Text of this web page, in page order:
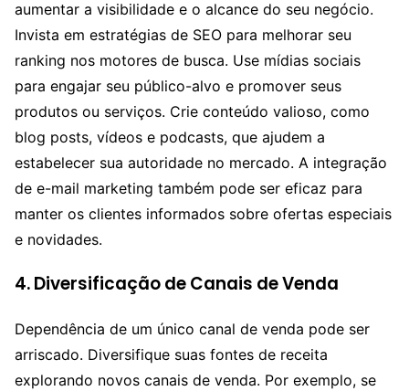
aumentar a visibilidade e o alcance do seu negócio.
Invista em estratégias de SEO para melhorar seu
ranking nos motores de busca. Use mídias sociais
para engajar seu público-alvo e promover seus
produtos ou serviços. Crie conteúdo valioso, como
blog posts, vídeos e podcasts, que ajudem a
estabelecer sua autoridade no mercado. A integração
de e-mail marketing também pode ser eficaz para
manter os clientes informados sobre ofertas especiais
e novidades.
4. Diversificação de Canais de Venda
Dependência de um único canal de venda pode ser
arriscado. Diversifique suas fontes de receita
explorando novos canais de venda. Por exemplo, se